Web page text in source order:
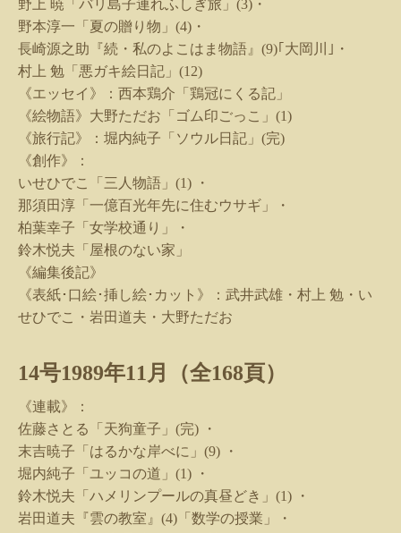
野上 暁「バリ島子連れふしぎ旅」 (3) ・
野本淳一「夏の贈り物」 (4) ・
長崎源之助『続・私のよこはま物語』 (9)｢大岡川｣・
村上 勉「悪ガキ絵日記」 (12)
《エッセイ》：西本鶏介「鶏冠にくる記」
《絵物語》大野ただお「ゴム印ごっこ」 (1)
《旅行記》：堀内純子「ソウル日記」 (完)
《創作》：
いせひでこ「三人物語」 (1)
・
那須田淳「一億百光年先に住むウサギ」・
柏葉幸子「女学校通り」・
鈴木悦夫「屋根のない家」
《編集後記》
《表紙･口絵･挿し絵･カット》：武井武雄・村上 勉・い
せひでこ・岩田道夫・大野ただお
14号1989年11月（全168 頁）
《連載》：
佐藤さとる「天狗童子」 (完)
・
末吉暁子「はるかな岸べに」 (9)
・
堀内純子「ユッコの道」 (1)
・
鈴木悦夫「ハメリンプールの真昼どき」 (1)
・
岩田道夫『雲の教室』 (4) 「数学の授業」・